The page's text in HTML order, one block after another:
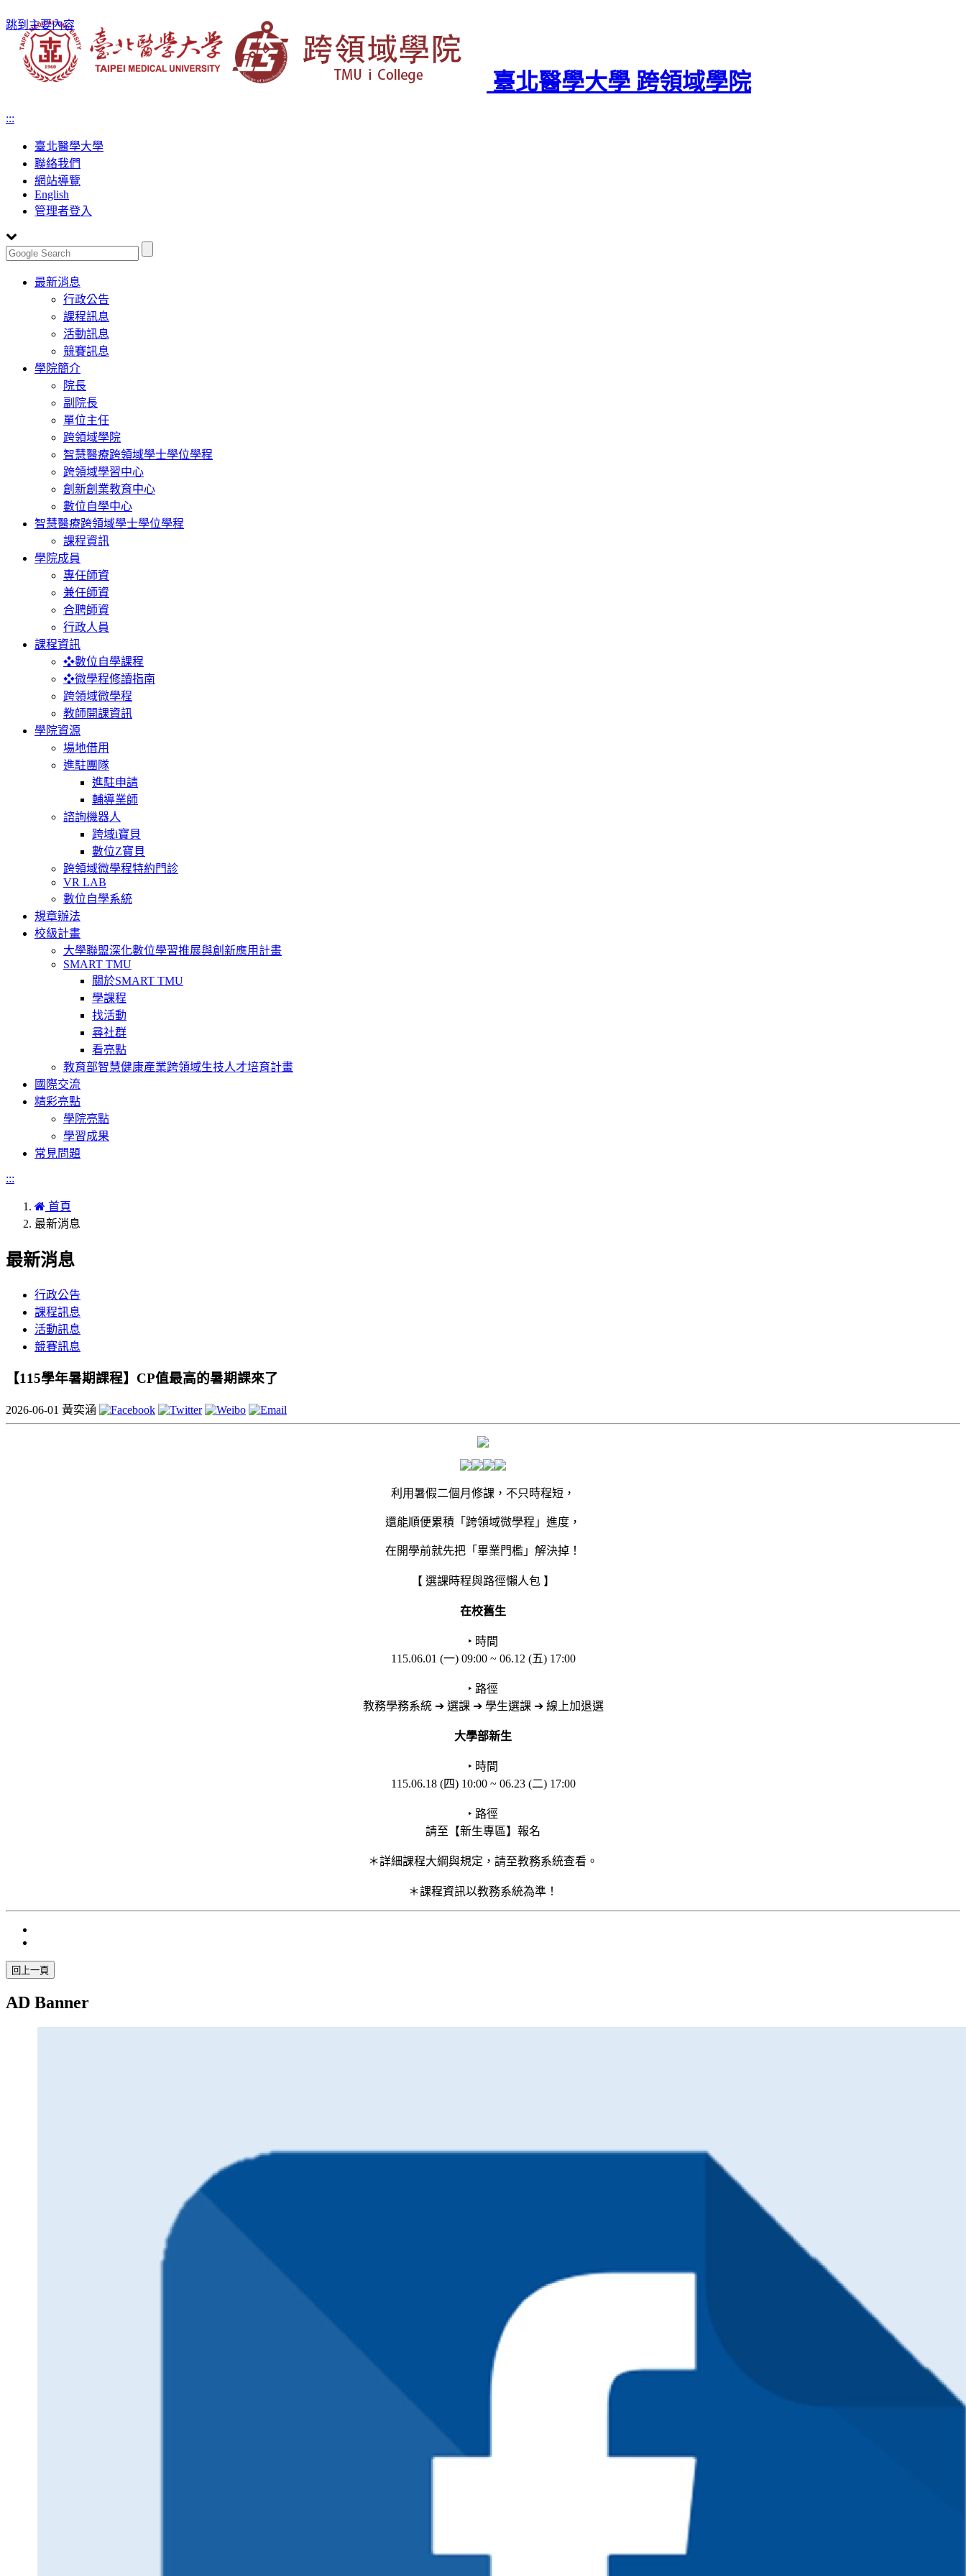
跳到主要內容
臺北醫學大學 跨領域學院
:::
臺北醫學大學
聯絡我們
網站導覽
English
管理者登入
Toggle
navigation
最新消息
行政公告
課程訊息
活動訊息
競賽訊息
學院簡介
院長
副院長
單位主任
跨領域學院
智慧醫療跨領域學士學位學程
跨領域學習中心
創新創業教育中心
數位自學中心
智慧醫療跨領域學士學位學程
課程資訊
學院成員
專任師資
兼任師資
合聘師資
行政人員
課程資訊
❖數位自學課程
❖微學程修讀指南
跨領域微學程
教師開課資訊
學院資源
場地借用
進駐團隊
進駐申請
輔導業師
諮詢機器人
跨域i寶貝
數位Z寶貝
跨領域微學程特約門診
VR LAB
數位自學系統
規章辦法
校級計畫
大學聯盟深化數位學習推展與創新應用計畫
SMART TMU
關於SMART TMU
學課程
找活動
尋社群
看亮點
教育部智慧健康產業跨領域生技人才培育計畫
國際交流
精彩亮點
學院亮點
學習成果
常見問題
:::
首頁
最新消息
最新消息
行政公告
課程訊息
活動訊息
競賽訊息
【115學年暑期課程】CP值最高的暑期課來了
2026-06-01 黃奕涵
利用暑假二個月修課，不只時程短，
還能順便累積「跨領域微學程」進度，
在開學前就先把「畢業門檻」解決掉！
【 選課時程與路徑懶人包 】
在校舊生
‣ 時間
115.06.01 (一) 09:00 ~ 06.12 (五) 17:00
‣ 路徑
教務學務系統 ➔ 選課 ➔ 學生選課 ➔ 線上加退選
大學部新生
‣ 時間
115.06.18 (四) 10:00 ~ 06.23 (二) 17:00
‣ 路徑
請至【新生專區】報名
＊詳細課程大綱與規定，請至教務系統查看。
＊課程資訊以教務系統為準！
AD Banner